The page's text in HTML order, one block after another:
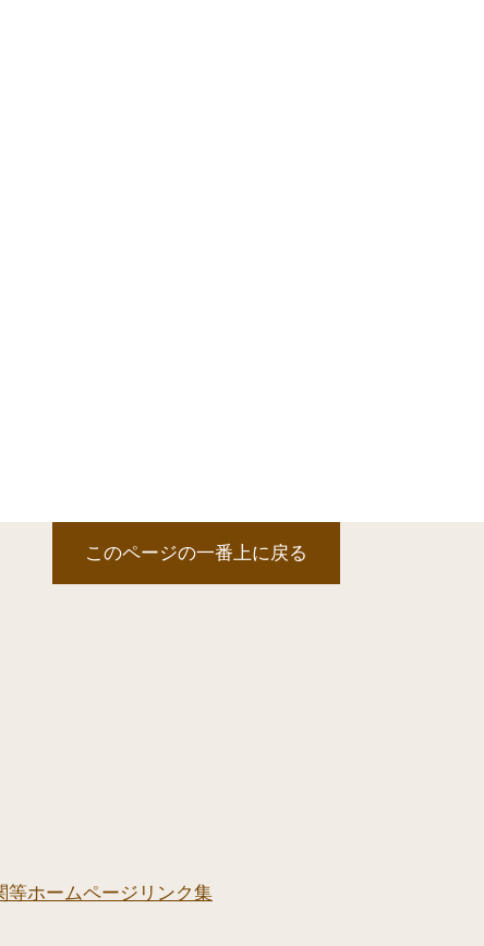
このページの一番上に戻る
等ホームページリンク集